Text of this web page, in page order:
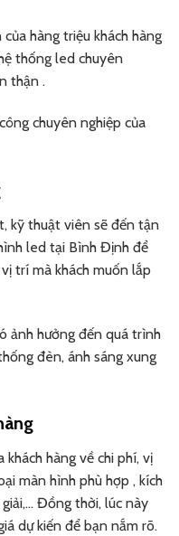
hàng triệu khách hàng
thống led chuyên
thận .
chuyên nghiệp của
kỹ thuật viên sẽ đến tận
led tại Bình Định để
trí mà khách muốn lắp
ảnh hưởng đến quá trình
đèn, ánh sáng xung
hàng về chi phí, vị
màn hình phù hợp , kích
Đồng thời, lúc này
dự kiến để bạn nắm rõ.